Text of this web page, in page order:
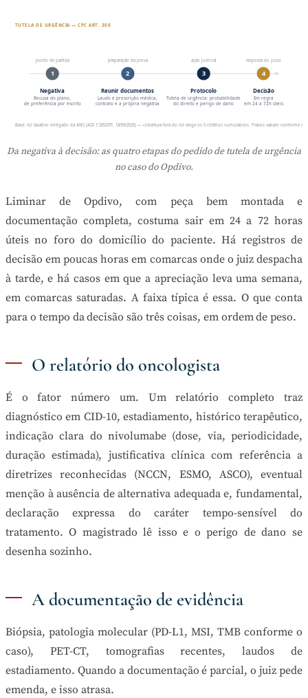
TUTELA DE URGÊNCIA — CPC ART. 300
1
Negativa
Recusa do plano,
de preferência por escrito
2
Reunir documentos
Laudo e prescrição médica,
contrato e a própria negativa
3
Protocolo
Tutela de urgência: probabilidade
do direito e perigo de dano
4
Decisão
Em regra
em 24 a 72h úteis
ponto de partida preparação da prova ação judicial resposta do juízo
Base: rol taxativo mitigado da ANS (ADI 7.265/STF, 18/09/2025) — cobertura fora do rol exige os 5 critérios cumulativos. Prazos variam conforme a
Da negativa à decisão: as quatro etapas do pedido de tutela de urgência
no caso do Opdivo.
Liminar de Opdivo, com peça bem montada e
documentação completa, costuma sair em 24 a 72 horas
úteis no foro do domicílio do paciente. Há registros de
decisão em poucas horas em comarcas onde o juiz despacha
à tarde, e há casos em que a apreciação leva uma semana,
em comarcas saturadas. A faixa típica é essa. O que conta
para o tempo da decisão são três coisas, em ordem de peso.
O relatório do oncologista
É o fator número um. Um relatório completo traz
diagnóstico em CID-10, estadiamento, histórico terapêutico,
indicação clara do nivolumabe (dose, via, periodicidade,
duração estimada), justificativa clínica com referência a
diretrizes reconhecidas (NCCN, ESMO, ASCO), eventual
menção à ausência de alternativa adequada e, fundamental,
declaração expressa do caráter tempo-sensível do
tratamento. O magistrado lê isso e o perigo de dano se
desenha sozinho.
A documentação de evidência
Biópsia, patologia molecular (PD-L1, MSI, TMB conforme o
caso), PET-CT, tomografias recentes, laudos de
estadiamento. Quando a documentação é parcial, o juiz pede
emenda, e isso atrasa.